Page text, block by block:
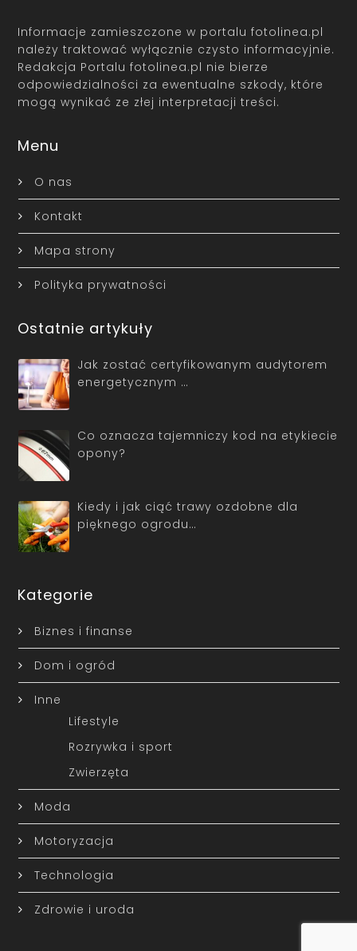
Informacje zamieszczone w portalu fotolinea.pl
należy traktować wyłącznie czysto informacyjnie.
Redakcja Portalu fotolinea.pl nie bierze
odpowiedzialności za ewentualne szkody, które
mogą wynikać ze złej interpretacji treści.
Menu
O nas
Kontakt
Mapa strony
Polityka prywatności
Ostatnie artykuły
Jak zostać certyfikowanym audytorem
energetycznym …
Co oznacza tajemniczy kod na etykiecie
opony?
Kiedy i jak ciąć trawy ozdobne dla
pięknego ogrodu…
Kategorie
Biznes i finanse
Dom i ogród
Inne
Lifestyle
Rozrywka i sport
Zwierzęta
Moda
Motoryzacja
Technologia
Zdrowie i uroda